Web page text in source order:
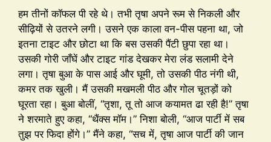
हम तीनों कॉफल पी रहे थे। तभी तृषा अपने रूम से निकली और
सीढ़ियों से उतरने लगी। उसने एक काला वन-पीस पहना था, जो
इतना टाइट और छोटा था कि बस उसकी पैंटी छुपा रहा था।
उसकी गोरी जाँघें और टाइट गांड देखकर मेरा लंड सलामी देने
लगा। तृषा बुआ के पास आई और घूमी, तो उसकी पीठ नंगी थी,
कमर तक खुली। मैं उसकी मखमली पीठ और गोल चूतड़ों को
घूरता रहा। बुआ बोलीं, “तृशा, तू तो आज कयामत ढा रही है!” तृषा
ने शरमाते हुए कहा, “थैंक्स मॉम।” निशा बोली, “आज पार्टी में सब
तुझ पर फिदा होंगे।” मैंने कहा, “सच में, तृषा आज पार्टी की जान